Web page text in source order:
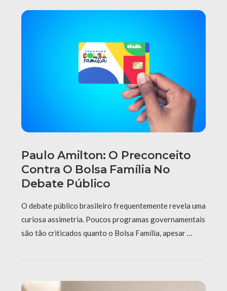
Paulo Amilton: O Preconceito
Contra O Bolsa Família No
Debate Público
O debate público brasileiro frequentemente revela uma
curiosa assimetria. Poucos programas governamentais
são tão criticados quanto o Bolsa Família, apesar …